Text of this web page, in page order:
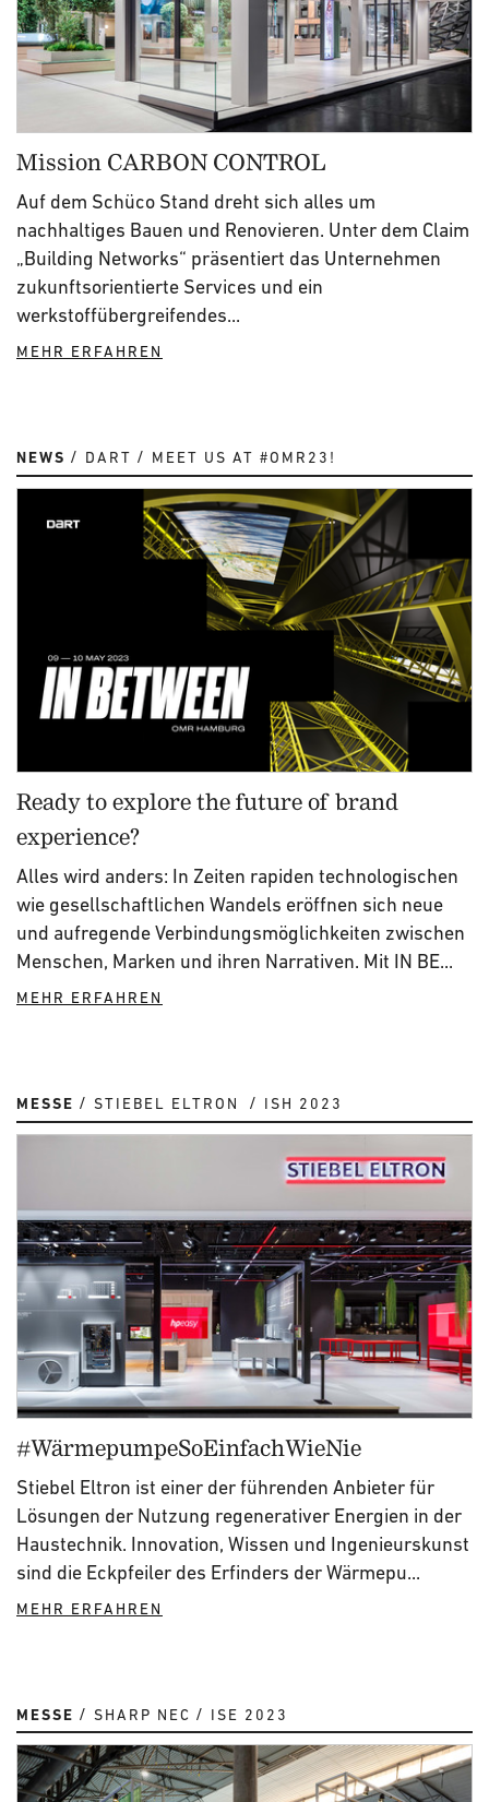
Mission CARBON CONTROL
Auf dem Schüco Stand dreht sich alles um
nachhaltiges Bauen und Renovieren. Unter dem Claim
„Building Networks“ präsentiert das Unternehmen
zukunftsorientierte Services und ein
werkstoffübergreifendes...
MEHR ERFAHREN
NEWS DART MEET US AT #OMR23!
Ready to explore the future of brand
experience?
Alles wird anders: In Zeiten rapiden technologischen
wie gesellschaftlichen Wandels eröffnen sich neue
und aufregende Verbindungsmöglichkeiten zwischen
Menschen, Marken und ihren Narrativen. Mit IN BE...
MEHR ERFAHREN
MESSE STIEBEL ELTRON ISH 2023
#WärmepumpeSoEinfachWieNie
Stiebel Eltron ist einer der führenden Anbieter für
Lösungen der Nutzung regenerativer Energien in der
Haustechnik. Innovation, Wissen und Ingenieurskunst
sind die Eckpfeiler des Erfinders der Wärmepu...
MEHR ERFAHREN
MESSE SHARP NEC ISE 2023